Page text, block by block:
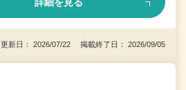
更新日： 2026/07/22 掲載終了日： 2026/09/05